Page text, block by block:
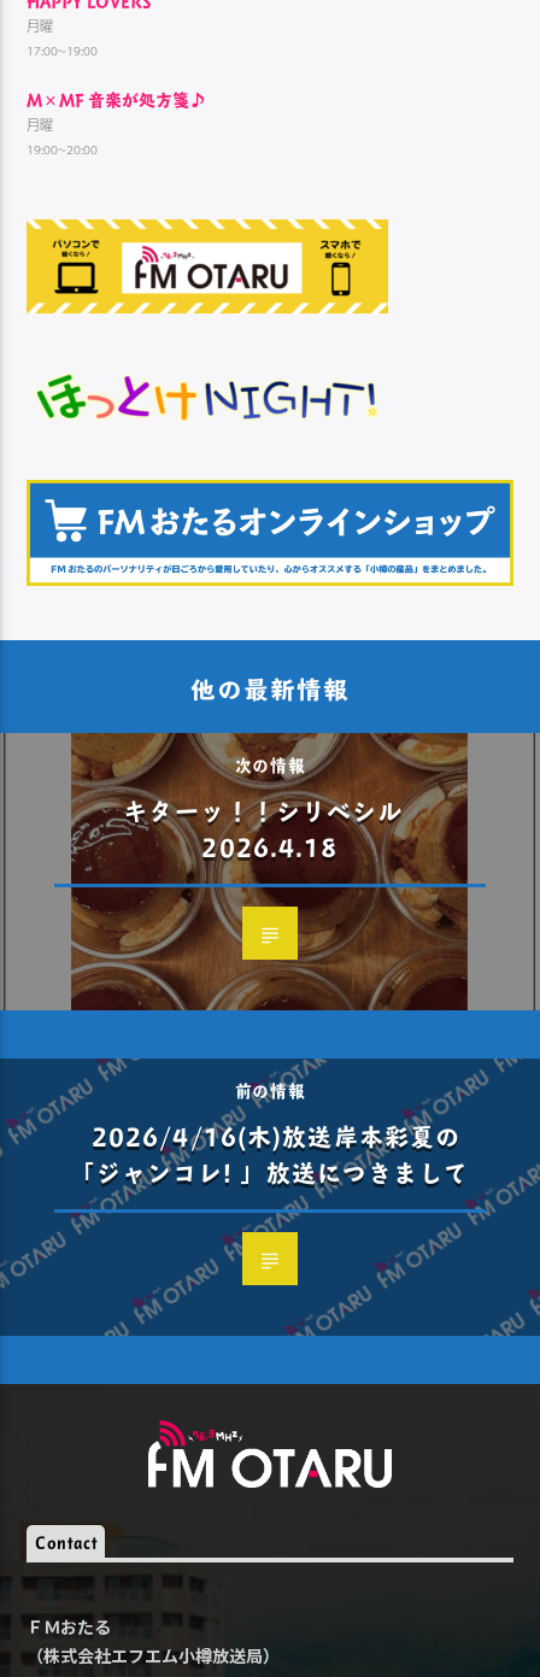
月曜
17:00~19:00
M×MF 音楽が処方箋♪
月曜
19:00~20:00
他の最新情報
次の情報
キターッ！！シリベシル
2026.4.18
前の情報
2026/4/16(木)放送岸本彩夏の
「ジャンコレ! 」放送につきまして
Contact
ＦＭおたる
（株式会社エフエム小樽放送局）